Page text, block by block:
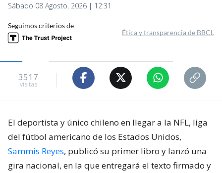
Sábado 08 Agosto, 2026 | 12:31
Seguimos criterios de
Ética y transparencia de BBCL
3517
visitas
El deportista y único chileno en llegar a la NFL, liga
del fútbol americano de los Estados Unidos,
Sammis Reyes, publicó su primer libro y lanzó una
gira nacional, en la que entregará el texto firmado y